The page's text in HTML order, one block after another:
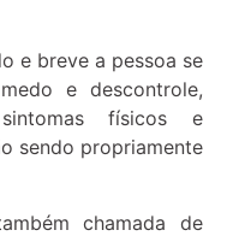
e breve a pessoa se
e descontrole,
físicos e
sendo propriamente
chamada de